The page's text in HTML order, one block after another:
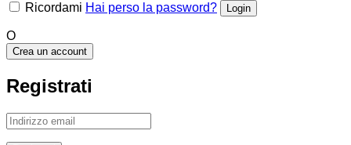
Ricordami Hai perso la password?
O
Crea un account
Registrati